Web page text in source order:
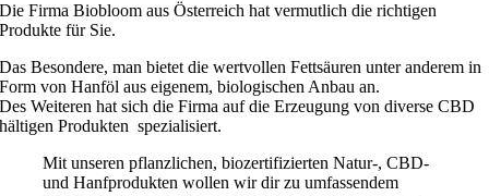
Die Firma Biobloom aus Österreich hat vermutlich die richtigen
Produkte für Sie.
Das Besondere, man bietet die wertvollen Fettsäuren unter anderem in
Form von Hanföl aus eigenem, biologischen Anbau an.
Des Weiteren hat sich die Firma auf die Erzeugung von diverse CBD
hältigen Produkten spezialisiert.
Mit unseren pflanzlichen, biozertifizierten Natur-, CBD-
und Hanfprodukten wollen wir dir zu umfassendem